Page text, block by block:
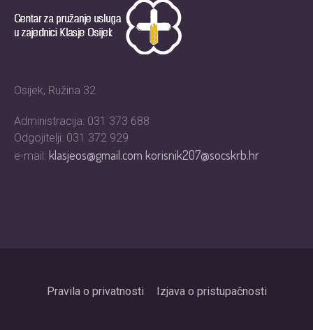
Osijek, Ružina 32
Administracija: 031 373 688
Odgojitelji: 031 372 929
e-mail: klasjeos@gmail.comkorisnik207@socskrb.hr
Pravila o privatnosti Izjava o pristupačnosti